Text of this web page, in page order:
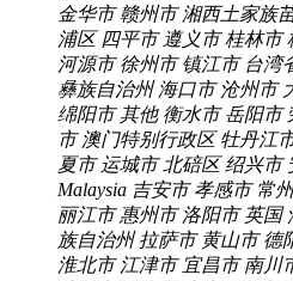
金华市 赣州市 湘西土家族
浦区 四平市 遵义市 桂林市
河源市 徐州市 镇江市 台湾
彝族自治州 海口市 沧州市
绵阳市 其他 衡水市 岳阳市
市 澳门特别行政区 牡丹江
夏市 运城市 北碚区 绍兴市
Malaysia 吉安市 孝感市 常
丽江市 惠州市 洛阳市 英国
族自治州 拉萨市 黄山市 德
淮北市 江津市 宜昌市 南川